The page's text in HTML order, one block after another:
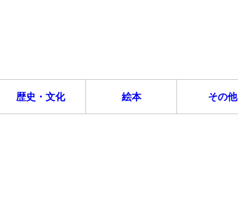
歴史・文化 絵本 その他